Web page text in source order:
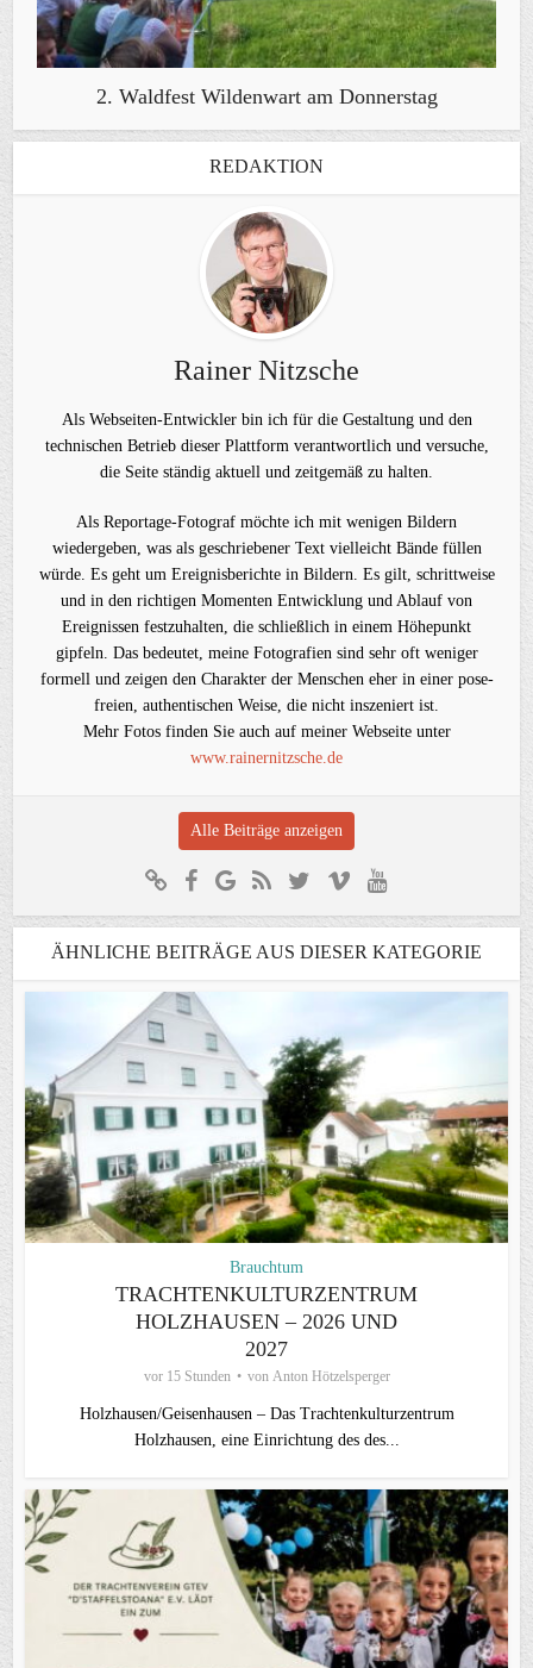
2. Waldfest Wildenwart am Donnerstag
REDAKTION
Rainer Nitzsche
Als Webseiten-Entwickler bin ich für die Gestaltung und den
technischen Betrieb dieser Plattform verantwortlich und versuche,
die Seite ständig aktuell und zeitgemäß zu halten.
Als Reportage-Fotograf möchte ich mit wenigen Bildern
wiedergeben, was als geschriebener Text vielleicht Bände füllen
würde. Es geht um Ereignisberichte in Bildern. Es gilt, schrittweise
und in den richtigen Momenten Entwicklung und Ablauf von
Ereignissen festzuhalten, die schließlich in einem Höhepunkt
gipfeln. Das bedeutet, meine Fotografien sind sehr oft weniger
formell und zeigen den Charakter der Menschen eher in einer pose-
freien, authentischen Weise, die nicht inszeniert ist.
Mehr Fotos finden Sie auch auf meiner Webseite unter
www.rainernitzsche.de
Alle Beiträge anzeigen
ÄHNLICHE BEITRÄGE AUS DIESER KATEGORIE
Brauchtum
TRACHTENKULTURZENTRUM
HOLZHAUSEN – 2026 UND
2027
vor 15 Stunden von Anton Hötzelsperger
Holzhausen/Geisenhausen – Das Trachtenkulturzentrum
Holzhausen, eine Einrichtung des des...